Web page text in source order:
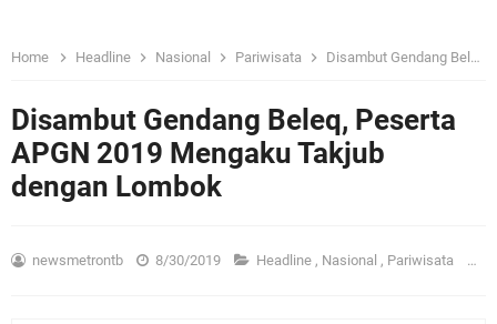
Home Headline Nasional Pariwisata Disambut Gendang Beleq, Peserta APGN 2019 Mengaku Takjub dengan Lombok
Disambut Gendang Beleq, Peserta
APGN 2019 Mengaku Takjub
dengan Lombok
newsmetrontb 8/30/2019 Headline , Nasional , Pariwisata